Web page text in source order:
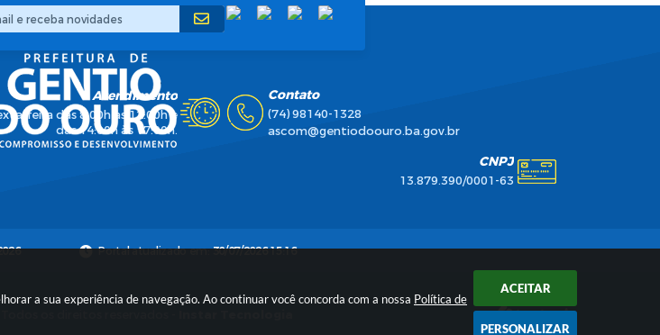
a sua experiência de navegação. Ao continuar você concorda com a nossa Política de
ACEITAR
PERSONALIZAR
Atendimento
feira das 8:00h às 12:00h e
das 14:00h às 17:00h.
Contato
(74) 98140-1328
ascom@gentiodoouro.ba.gov.br
CNPJ
13.879.390/0001-63
Portal atualizado em:30/07/2026 15:16